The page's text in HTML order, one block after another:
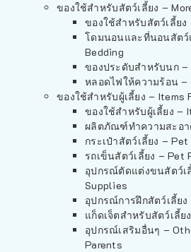
ของใช้สำหรับสัตว์เลี้ยง –
ของใช้สำหรับสัตว์เลี้ยง
โดมนอนและที่นอนสัตว์
Bedding
ของประดับสำหรับนก
หลอดไฟให้ความร้อน –
ของใช้สำหรับผู้เลี้ยง – Items
ของใช้สำหรับผู้เลี้ยง –
ผลิตภัณฑ์ทำความสะอา
กระเป๋าสัตว์เลี้ยง –
รถเข็นสัตว์เลี้ยง – Pet
อุปกรณ์ตัดแต่งขนสัตว์เ
Supplies
อุปกรณ์การฝึกสัตว์เลี้ย
แก็ดเจ็ตสำหรับสัตว์เลี้ย
อุปกรณ์เสริมอื่นๆ –
Parents